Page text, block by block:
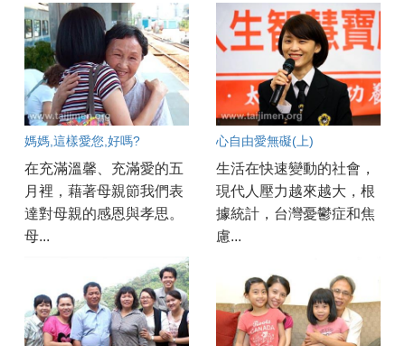
媽媽,這樣愛您,好嗎?
在充滿溫馨、充滿愛的五
月裡，藉著母親節我們表
達對母親的感恩與孝思。
母...
心自由愛無礙(上)
生活在快速變動的社會，
現代人壓力越來越大，根
據統計，台灣憂鬱症和焦
慮...